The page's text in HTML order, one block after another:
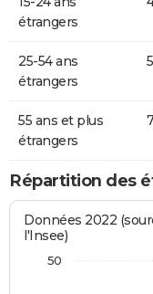
étrangers
25-54 ans
étrangers
55 ans et plus
étrangers
Répartition des
Données 2022
l'Insee)
50